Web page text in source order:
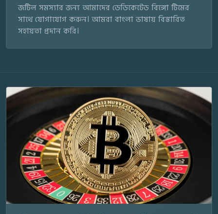
জটিল সমস্যার জন্য আমাদের ডেডিকেটেড বিঙ্গো টিমের
সাথে যোগাযোগ করুন। আমরা বাংলা ভাষায় বিস্তারিত
সহায়তা প্রদান করি।